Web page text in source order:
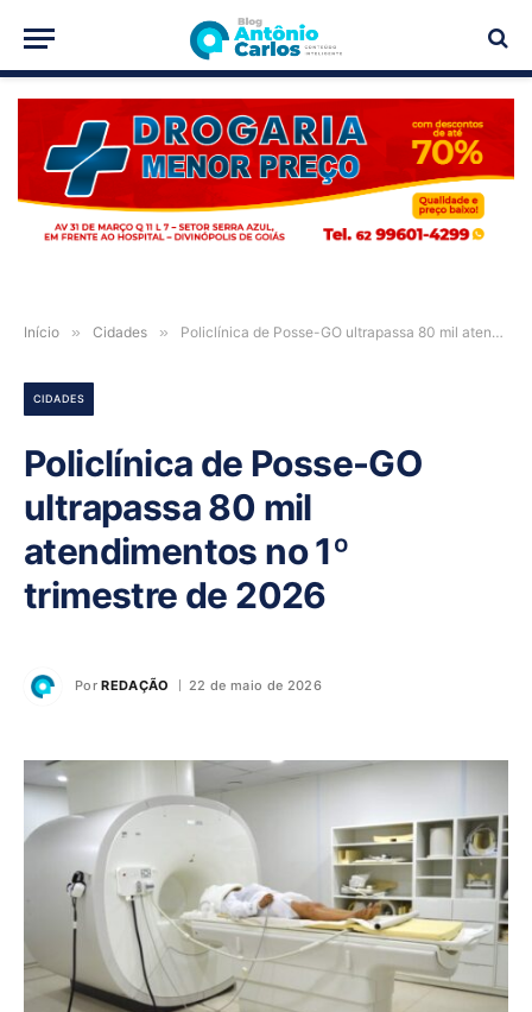
PUBLICIDADE
Início » Cidades » Policlínica de Posse-GO ultrapassa 80 mil atendimentos no 1º trimestre de 2026
CIDADES
Policlínica de Posse-GO
ultrapassa 80 mil
atendimentos no 1º
trimestre de 2026
Por REDAÇÃO 22 de maio de 2026